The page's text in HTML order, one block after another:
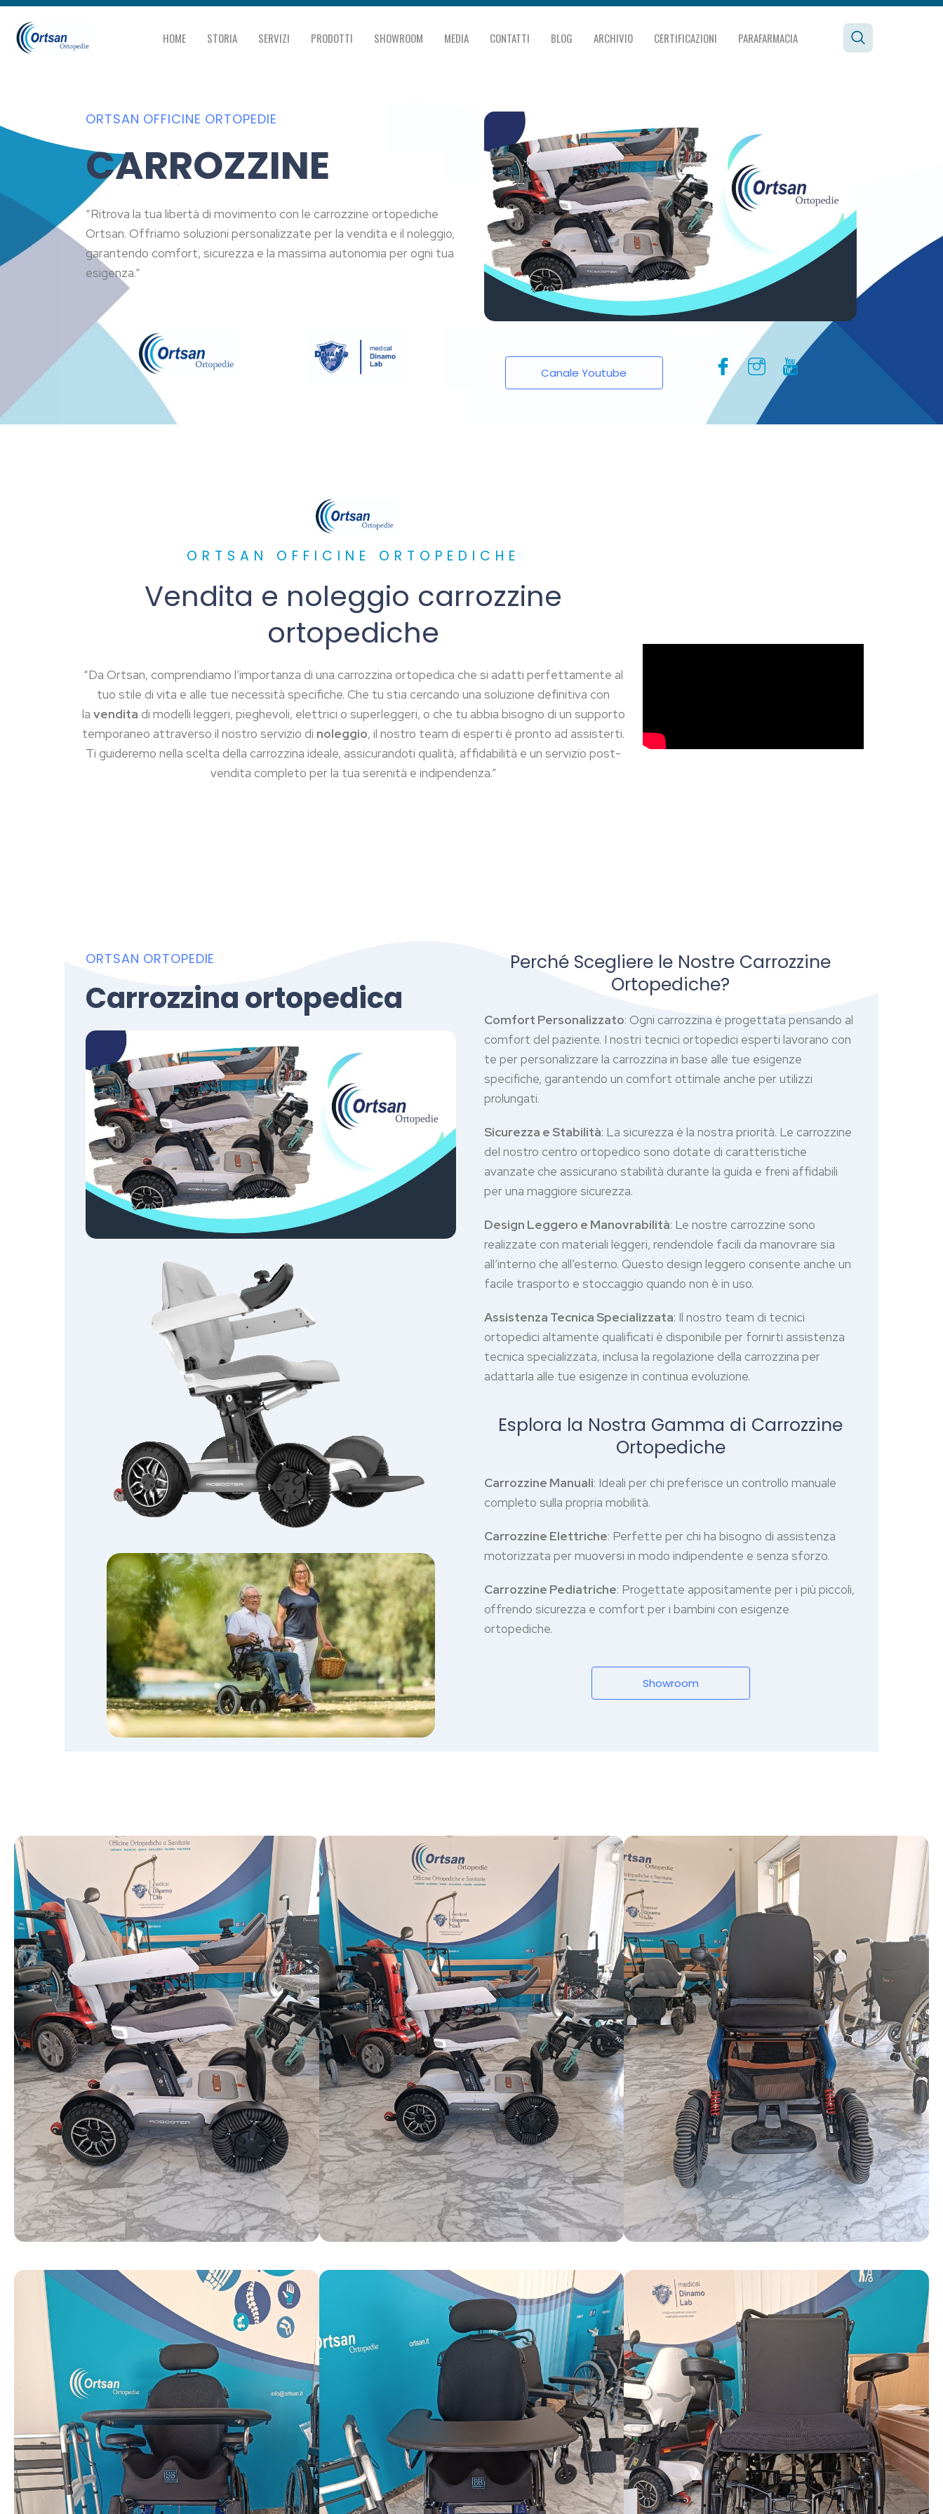
HOME STORIA SERVIZI PRODOTTI SHOWROOM MEDIA CONTATTI BLOG ARCHIVIO CERTIFICAZIONI PARAFARMACIA
ORTSAN OFFICINE ORTOPEDIE
CARROZZINE
“Ritrova la tua libertà di movimento con le carrozzine ortopediche
Ortsan. Offriamo soluzioni personalizzate per la vendita e il noleggio,
garantendo comfort, sicurezza e la massima autonomia per ogni tua
esigenza.”
Canale Youtube
ORTSAN OFFICINE ORTOPEDICHE
Vendita e noleggio carrozzine
ortopediche
“Da Ortsan, comprendiamo l’importanza di una carrozzina ortopedica che si adatti perfettamente al
tuo stile di vita e alle tue necessità specifiche. Che tu stia cercando una soluzione definitiva con
la vendita di modelli leggeri, pieghevoli, elettrici o superleggeri, o che tu abbia bisogno di un supporto
temporaneo attraverso il nostro servizio di noleggio, il nostro team di esperti è pronto ad assisterti.
Ti guideremo nella scelta della carrozzina ideale, assicurandoti qualità, affidabilità e un servizio post-
vendita completo per la tua serenità e indipendenza.”
ORTSAN ORTOPEDIE
Carrozzina ortopedica
Perché Scegliere le Nostre Carrozzine
Ortopediche?
Comfort Personalizzato: Ogni carrozzina è progettata pensando al
comfort del paziente. I nostri tecnici ortopedici esperti lavorano con
te per personalizzare la carrozzina in base alle tue esigenze
specifiche, garantendo un comfort ottimale anche per utilizzi
prolungati.
Sicurezza e Stabilità: La sicurezza è la nostra priorità. Le carrozzine
del nostro centro ortopedico sono dotate di caratteristiche
avanzate che assicurano stabilità durante la guida e freni affidabili
per una maggiore sicurezza.
Design Leggero e Manovrabilità: Le nostre carrozzine sono
realizzate con materiali leggeri, rendendole facili da manovrare sia
all’interno che all’esterno. Questo design leggero consente anche un
facile trasporto e stoccaggio quando non è in uso.
Assistenza Tecnica Specializzata: Il nostro team di tecnici
ortopedici altamente qualificati è disponibile per fornirti assistenza
tecnica specializzata, inclusa la regolazione della carrozzina per
adattarla alle tue esigenze in continua evoluzione.
Esplora la Nostra Gamma di Carrozzine
Ortopediche
Carrozzine Manuali: Ideali per chi preferisce un controllo manuale
completo sulla propria mobilità.
Carrozzine Elettriche: Perfette per chi ha bisogno di assistenza
motorizzata per muoversi in modo indipendente e senza sforzo.
Carrozzine Pediatriche: Progettate appositamente per i più piccoli,
offrendo sicurezza e comfort per i bambini con esigenze
ortopediche.
Showroom